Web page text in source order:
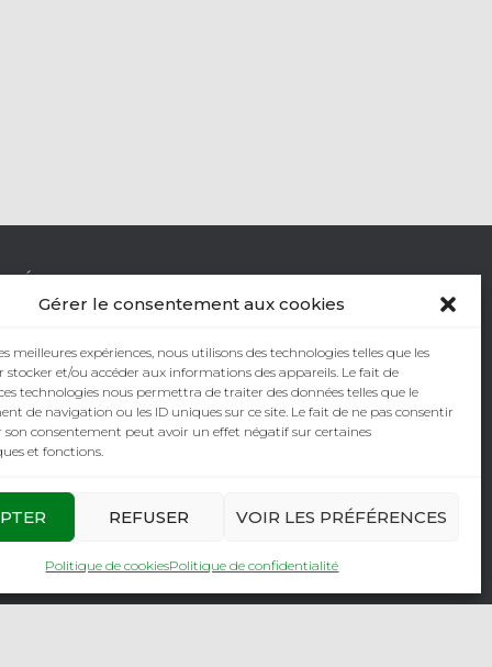
Gérer le consentement aux cookies
meilleures expériences, nous utilisons des technologies telles que les
stocker et/ou accéder aux informations des appareils. Le fait de
technologies nous permettra de traiter des données telles que le
de navigation ou les ID uniques sur ce site. Le fait de ne pas consentir
son consentement peut avoir un effet négatif sur certaines
et fonctions.
REFUSER VOIR LES PRÉFÉRENCES
Politique de cookiesPolitique de confidentialité
RÉALISATION
Création de site web & photographe